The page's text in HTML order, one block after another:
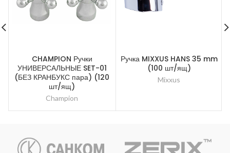
CHAMPION Ручки
УНИВЕРСАЛЬНЫЕ SET-01
(БЕЗ КРАНБУКС пара) (120
шт/ящ)
Champion
Ручка MIXXUS HANS 35 mm
(100 шт/ящ)
Mixxus